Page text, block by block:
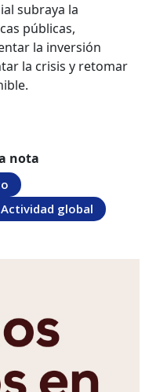
subraya la
públicas,
la inversión
la crisis y retomar
nota
Actividad global